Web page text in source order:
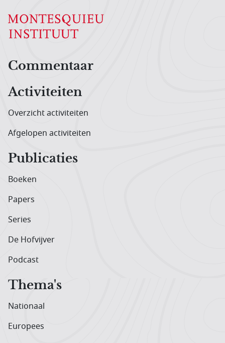
Hoofdnavigatiemenu
Commentaar
Activiteiten
Overzicht activiteiten
Afgelopen activiteiten
Publicaties
Boeken
Papers
Series
De Hofvijver
Podcast
Thema's
Nationaal
Europees